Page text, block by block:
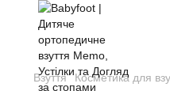
Взуття Косметика для